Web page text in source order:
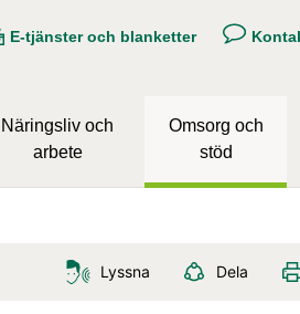
E-tjänster och blanketter
Näringsliv och
arbete
Omsorg och
stöd
Lyssna Dela